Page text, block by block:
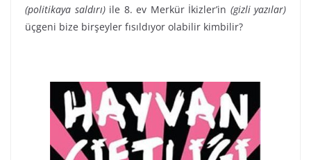
(politikaya saldırı)ile 8. ev Merkür İkizler’in (gizli yazılar)
üçgeni bize birşeyler fısıldıyor olabilir kimbilir?